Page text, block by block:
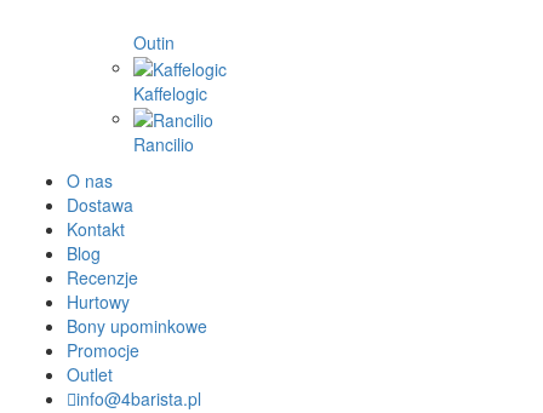
Outin
Kaffelogic
Rancilio
O nas
Dostawa
Kontakt
Blog
Recenzje
Hurtowy
Bony upominkowe
Promocje
Outlet
info@4barista.pl